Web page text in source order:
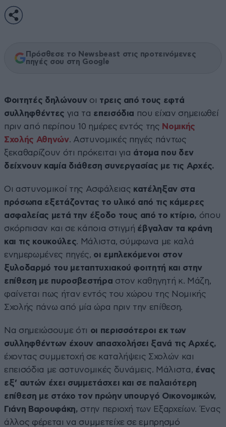
Πρόσθεσε το Newsbeast στις προτεινόμενες
πηγές σου στη Google
Φοιτητές δηλώνουν οι τρεις από τους εφτά
συλληφθέντες για τα επεισόδια που είχαν σημειωθεί
πριν από περίπου 10 ημέρες εντός της Νομικής
Σχολής Αθηνών. Αστυνομικές πηγές πάντως
ξεκαθαρίζουν ότι πρόκειται για άτομα που δεν
δείχνουν καμία διάθεση συνεργασίας με τις Αρχές.
Οι αστυνομικοί της Ασφάλειας κατέληξαν στα
πρόσωπα εξετάζοντας το υλικό από τις κάμερες
ασφαλείας μετά την έξοδο τους από το κτίριο, όπου
σκόρπισαν και σε κάποια στιγμή έβγαλαν τα κράνη
και τις κουκούλες. Μάλιστα, σύμφωνα με καλά
ενημερωμένες πηγές, οι εμπλεκόμενοι στον
ξυλοδαρμό του μεταπτυχιακού φοιτητή και στην
επίθεση με πυροσβεστήρα στον καθηγητή κ. Μάζη,
φαίνεται πως ήταν εντός του χώρου της Νομικής
Σχολής πάνω από μία ώρα πριν την επίθεση.
Να σημειώσουμε ότι οι περισσότεροι εκ των
συλληφθέντων έχουν απασχολήσει ξανά τις Αρχές,
έχοντας συμμετοχή σε καταλήψεις Σχολών και
επεισόδια με αστυνομικές δυνάμεις. Μάλιστα, ένας
εξ’ αυτών έχει συμμετάσχει και σε παλαιότερη
επίθεση με στόχο τον πρώην υπουργό Οικονομικών,
Γιάνη Βαρουφάκη, στην περιοχή των Εξαρχείων. Ένας
άλλος φέρεται να συμμετείχε σε εμπρησμό